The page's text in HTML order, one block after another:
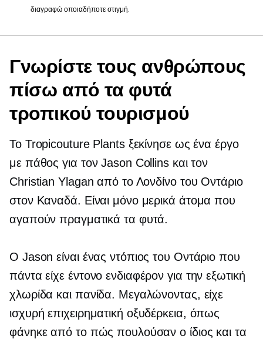
διαγραφώ οποιαδήποτε στιγμή.
Γνωρίστε τους ανθρώπους
πίσω από τα φυτά
τροπικού τουρισμού
Το Tropicouture Plants ξεκίνησε ως ένα έργο
με πάθος για τον Jason Collins και τον
Christian Ylagan από το Λονδίνο του Οντάριο
στον Καναδά. Είναι μόνο μερικά άτομα που
αγαπούν πραγματικά τα φυτά.
Ο Jason είναι ένας ντόπιος του Οντάριο που
πάντα είχε έντονο ενδιαφέρον για την εξωτική
χλωρίδα και πανίδα. Μεγαλώνοντας, είχε
ισχυρή επιχειρηματική οξυδέρκεια, όπως
φάνηκε από το πώς πουλούσαν ο ίδιος και τα